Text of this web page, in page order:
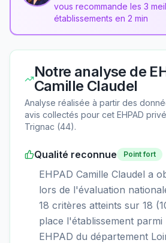
vous recommande les 3
établissements en 2 min
Notre analyse de
Camille Claudel
Analyse réalisée à partir des
avis collectés pour cet EHPAD
Trignac (44).
Qualité reconnue Point fort
EHPAD Camille Claudel a
lors de l'évaluation
18 critères atteints sur 18
place l'établissement parmi
EHPAD du département